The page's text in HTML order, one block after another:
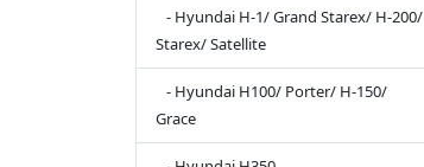
- Hyundai H-1/ Grand Starex/ H-200/
Starex/ Satellite
- Hyundai H100/ Porter/ H-150/
Grace